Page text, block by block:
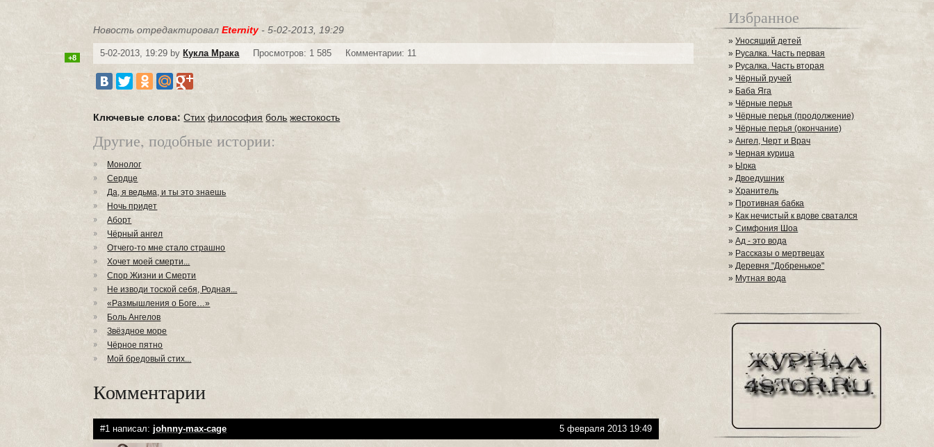
Новость отредактировалEternity- 5-02-2013, 19:29
5-02-2013, 19:29 by Кукла Мрака Просмотров: 1 585 Комментарии: 11
+8
Ключевые слова: Стих философия боль жестокость
Другие, подобные истории:
Монолог
Сердце
Да, я ведьма, и ты это знаешь
Ночь придет
Аборт
Чёрный ангел
Отчего-то мне стало страшно
Хочет моей смерти...
Спор Жизни и Смерти
Не изводи тоской себя, Родная...
«Размышления о Боге…»
Боль Ангелов
Звёздное море
Чёрное пятно
Mой бредовый стих...
Комментарии
#1 написал: johnny-max-cage 5 февраля 2013 19:49
Избранное
»Уносящий детей
» Русалка. Часть первая
» Русалка. Часть вторая
» Чёрный ручей
» Баба Яга
» Чёрные перья
»Чёрные перья (продолжение)
» Чёрные перья (окончание)
»Ангел, Черт и Врач
» Черная курица
» Ырка
»Двоедушник
»Хранитель
» Противная бабка
» Как нечистый к вдове сватался
»Симфония Шоа
»Ад - это вода
» Рассказы о мертвецах
»Деревня "Добренькое"
» Мутная вода